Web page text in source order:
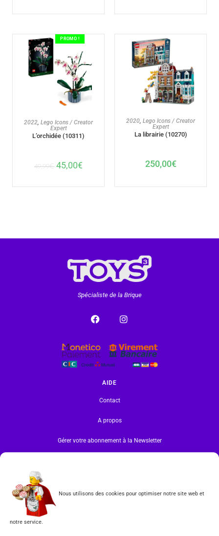
Nous utilisons des cookies pour optimiser notre site web et
notre service.
PROMO !
AJOUTER AU PANIER
2022, Lego Icons / Creator
Expert
L’orchidée (10311)
49,99€ 45,00€
AJOUTER AU PANIER
2020 Lego Icons / Creator
Expert
La librairie (10270)
250,00€
Spécialiste de la Brique
AIDE
Contact
A propos
Gérer votre abonnement à la Newsletter
CGV